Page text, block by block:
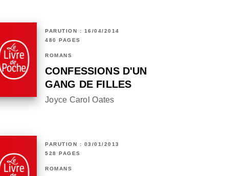
PARUTION : 16/04/2014
480 PAGES
ROMANS
CONFESSIONS D'UN
GANG DE FILLES
Joyce Carol Oates
PARUTION : 03/01/2013
528 PAGES
ROMANS